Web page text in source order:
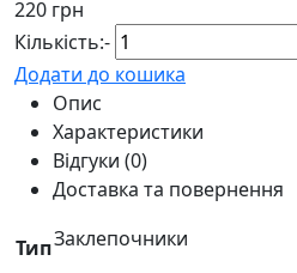
220 грн
Кількість:-
Додати до кошика
Опис
Характеристики
Відгуки (0)
Доставка та повернення
ТипЗаклепочники